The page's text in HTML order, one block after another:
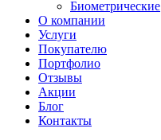
Биометрические
О компании
Услуги
Покупателю
Портфолио
Отзывы
Акции
Блог
Контакты